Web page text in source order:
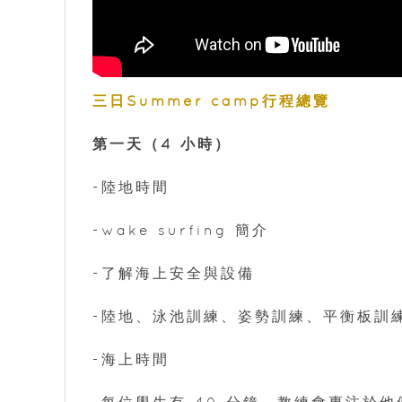
三日Summer camp行程總覽
第一天（4 小時）
-陸地時間
-wake surfing 簡介
-了解海上安全與設備
-陸地、泳池訓練、姿勢訓練、平衡板訓
-海上時間